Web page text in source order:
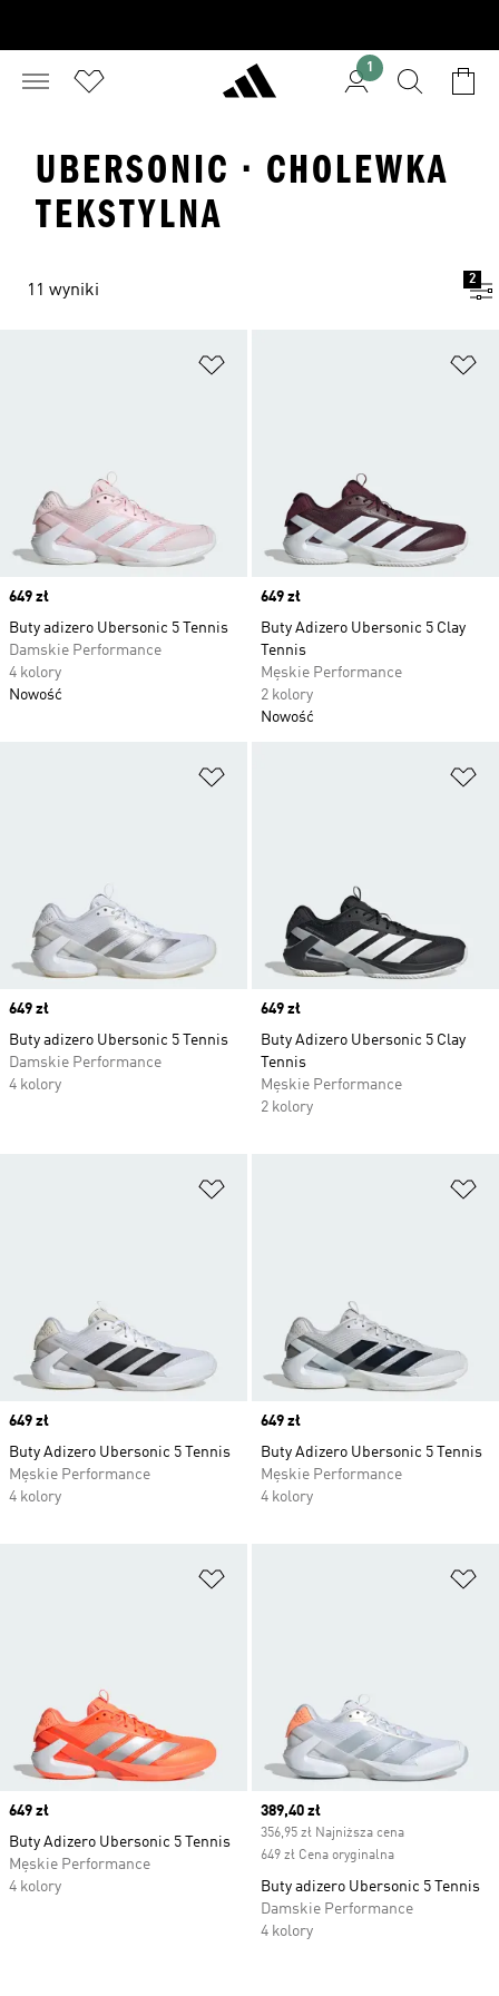
1
UBERSONIC · CHOLEWKA
TEKSTYLNA
11 wyniki
2
Price
649 zł
Buty adizero Ubersonic 5 Tennis
Damskie Performance
4 kolory
Nowość
Price
649 zł
Buty Adizero Ubersonic 5 Clay
Tennis
Męskie Performance
2 kolory
Nowość
Price
649 zł
Buty adizero Ubersonic 5 Tennis
Damskie Performance
4 kolory
Price
649 zł
Buty Adizero Ubersonic 5 Clay
Tennis
Męskie Performance
2 kolory
Price
649 zł
Buty Adizero Ubersonic 5 Tennis
Męskie Performance
4 kolory
Price
649 zł
Buty Adizero Ubersonic 5 Tennis
Męskie Performance
4 kolory
Price
649 zł
Buty Adizero Ubersonic 5 Tennis
Męskie Performance
4 kolory
Current price
389,40 zł
356,95 zł Najniższa cena
649 zł Cena oryginalna
Buty adizero Ubersonic 5 Tennis
Damskie Performance
4 kolory